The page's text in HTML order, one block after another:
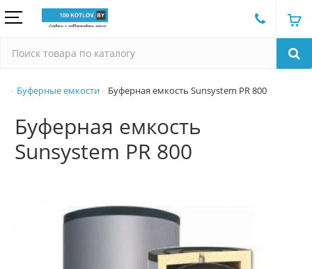
Буферные емкости Буферная емкость Sunsystem PR 800
Буферная емкость
Sunsystem PR 800